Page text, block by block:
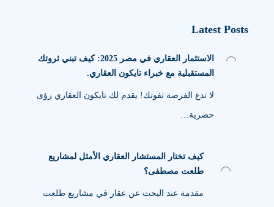
Latest Posts
الاستثمار العقاري في مصر 2025: كيف تبني ثروتك
المستقبلية مع خبراء تايكون العقاري.
لا تدع الفرصة تفوتك! يقدم لك تايكون العقاري رؤى
حصرية…
كيف تختار المستشار العقاري الأمثل لمشاريع
طلعت مصطفى؟
مقدمة عند البحث عن عقار في مشاريع طلعت